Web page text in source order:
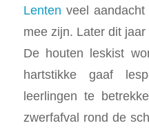
Lenten veel
mee zijn. Later dit
De houten leskist
hartstikke gaaf
leerlingen te
zwerfafval rond de